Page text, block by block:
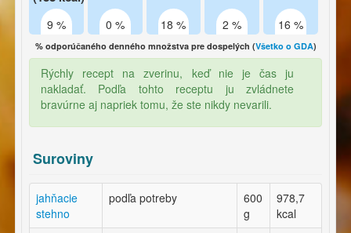
9 % 0 % 18 % 2 % 16 %
% odporúčaného denného množstva pre dospelých (Všetko o GDA)
Rýchly recept na zverinu, keď nie je čas ju
nakladať. Podľa tohto receptu ju zvládnete
bravúrne aj napriek tomu, že ste nikdy nevarili.
Suroviny
jahňacie
stehno
podľa potreby
600
g
978,7
kcal